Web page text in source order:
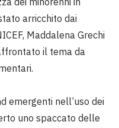
arricchito dai
Maddalena Grechi
il tema da
emergenti nell’uso dei
uno spaccato delle